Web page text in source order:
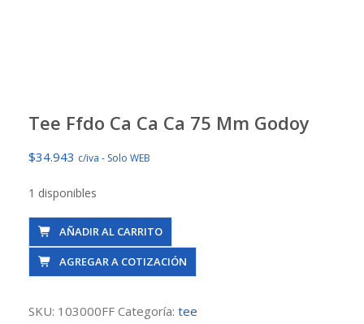
Tee Ffdo Ca Ca Ca 75 Mm Godoy
$34.943 c/iva - Solo WEB
1 disponibles
Tee
Ffdo
Ca
Ca
AÑADIR AL CARRITO
AGREGAR A COTIZACIÓN
SKU: 103000FF Categoría: tee